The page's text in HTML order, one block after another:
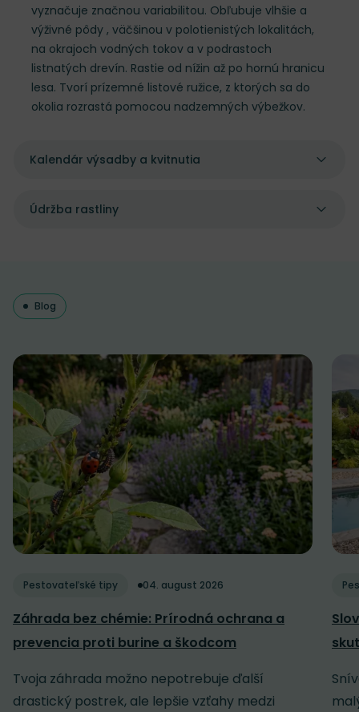
vyznačuje značnou variabilitou. Obľubuje vlhšie a
výživné pôdy , väčšinou v polotienistých lokalitách,
na okrajoch vodných tokov a v podrastoch
listnatých drevín. Rastie od nížin až po hornú hranicu
lesa. Tvorí prízemné listové ružice, z ktorých sa do
okolia rozrastá pomocou nadzemných výbežkov.
Kalendár výsadby a kvitnutia
Údržba rastliny
Blog
Pestovateľské tipy 04. august 2026
Záhrada bez chémie: Prírodná ochrana a
prevencia proti burine a škodcom
Tvoja záhrada možno nepotrebuje ďalší
drastický postrek, ale lepšie vzťahy medzi